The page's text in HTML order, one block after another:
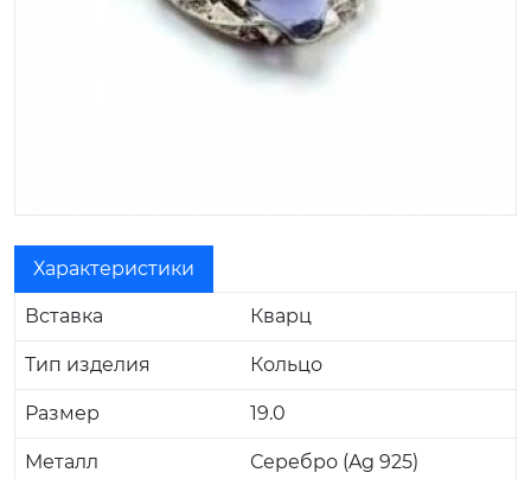
Характеристики
Вставка Кварц
Тип изделия Кольцо
Размер 19.0
Металл Серебро (Ag 925)